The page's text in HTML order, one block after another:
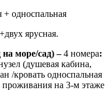
односпальная
ярусная.
море/сад) –4 номера:
(душевая кабина,
/кровать односпальная
проживания на 3-м этаже